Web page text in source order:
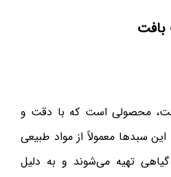
محصولی است که با دقت و
سبدها معمولاً از مواد طبیعی
تهیه می‌شوند و به دلیل